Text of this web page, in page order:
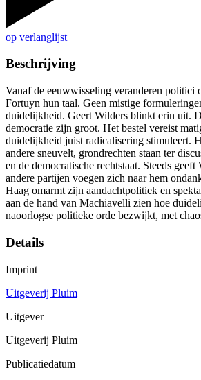
op verlanglijst
Beschrijving
Vanaf de eeuwwisseling veranderen politici
Fortuyn hun taal. Geen mistige
duidelijkheid. Geert Wilders blinkt erin uit.
democratie zijn groot. Het bestel vereist
duidelijkheid juist radicalisering stimuleert.
andere sneuvelt, grondrechten staan ter
en de democratische rechtstaat. Steeds geeft
andere partijen voegen zich naar hem
Haag omarmt zijn aandachtpolitiek en
aan de hand van Machiavelli zien hoe
naoorlogse politieke orde bezwijkt, met
Details
Imprint
Uitgeverij Pluim
Uitgever
Uitgeverij Pluim
Publicatiedatum